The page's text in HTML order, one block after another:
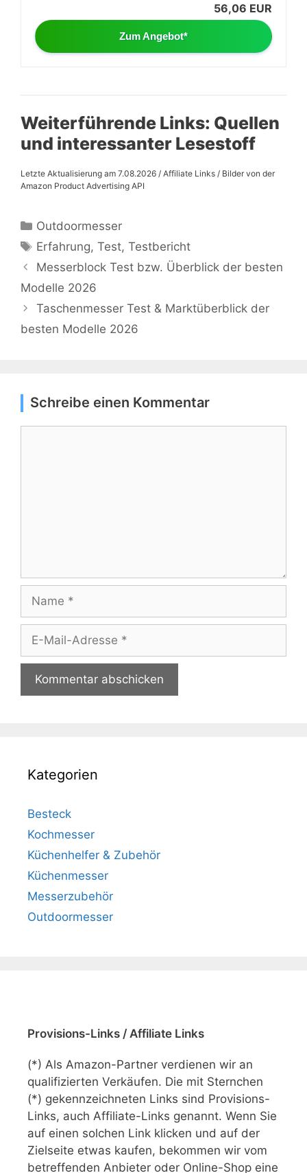
56,06 EUR
Zum Angebot*
Weiterführende Links: Quellen
und interessanter Lesestoff
Letzte Aktualisierung am 7.08.2026 / Affiliate Links / Bilder von der
Amazon Product Advertising API
Kategorien
Outdoormesser
Schlagwörter
Erfahrung,Test,Testbericht
Messerblock Test bzw. Überblick der besten
Modelle 2026
Taschenmesser Test & Marktüberblick der
besten Modelle 2026
Schreibe einen Kommentar
Name
Adresse
Kategorien
Besteck
Kochmesser
Küchenhelfer & Zubehör
Küchenmesser
Messerzubehör
Outdoormesser
Provisions-Links / Affiliate Links
(*) Als Amazon-Partner verdienen wir an
qualifizierten Verkäufen. Die mit Sternchen
(*) gekennzeichneten Links sind Provisions-
Links, auch Affiliate-Links genannt. Wenn Sie
auf einen solchen Link klicken und auf der
Zielseite etwas kaufen, bekommen wir vom
betreffenden Anbieter oder Online-Shop eine